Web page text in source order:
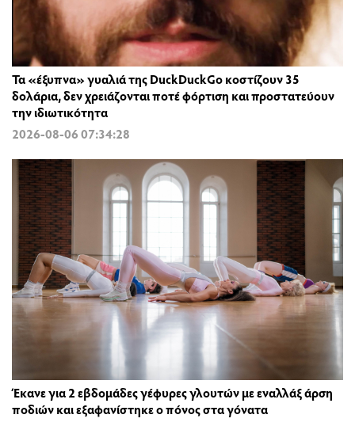
Τα «έξυπνα» γυαλιά της DuckDuckGo κοστίζουν 35
δολάρια, δεν χρειάζονται ποτέ φόρτιση και προστατεύουν
την ιδιωτικότητα
2026-08-06 07:34:28
Έκανε για 2 εβδομάδες γέφυρες γλουτών με εναλλάξ άρση
ποδιών και εξαφανίστηκε ο πόνος στα γόνατα